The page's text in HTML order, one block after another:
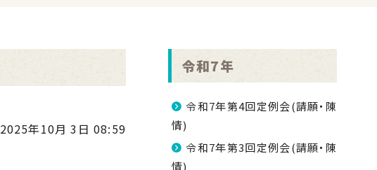
2025年10月 3日 08:59
令和7年
令和7年第4回定例会(請願・陳
情)
令和7年第3回定例会(請願・陳
情)